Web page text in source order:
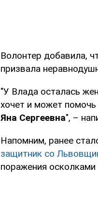
Волонтер добавила,
призвала
"У Влада осталась
хочет и может
Яна Сергеевна", –
Напомним, ранее
защитник со
поражения